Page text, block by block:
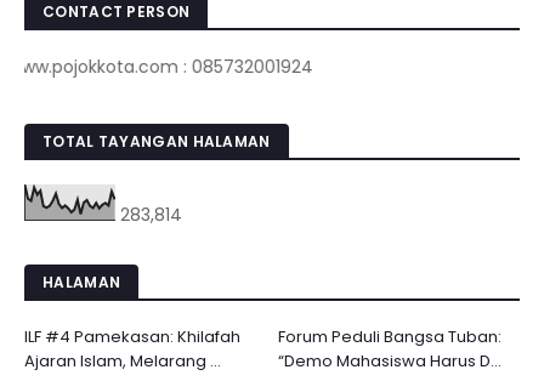
CONTACT PERSON
: 085732001924
TOTAL TAYANGAN HALAMAN
283,814
HALAMAN
ILF #4 Pamekasan: Khilafah
Ajaran Islam, Melarang ...
Forum Peduli Bangsa Tuban:
“Demo Mahasiswa Harus D...